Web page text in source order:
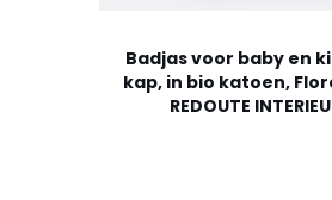
Badjas voor baby en
kap, in bio katoen,
REDOUTE